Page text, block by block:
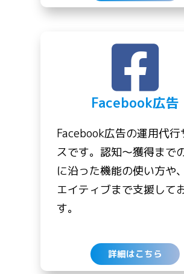
Facebook広告
Facebook広告の運用代行
スです。認知〜獲得まで
に沿った機能の使い方や
エイティブまで支援して
す。
詳細はこちら